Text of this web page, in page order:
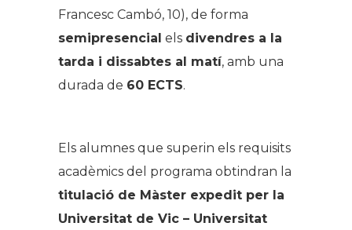
Francesc Cambó, 10), de forma
semipresencial els divendres a la
tarda i dissabtes al matí, amb una
durada de 60 ECTS.
Els alumnes que superin els requisits
acadèmics del programa obtindran la
titulació de Màster expedit per la
Universitat de Vic – Universitat